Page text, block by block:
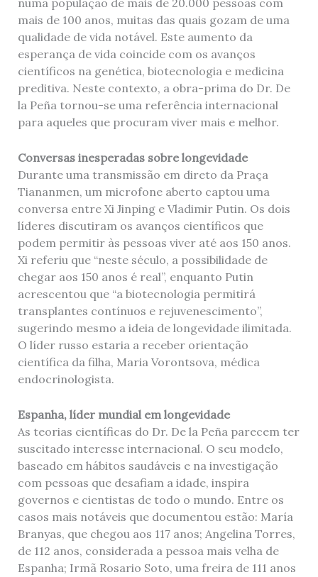
numa população de mais de 20.000 pessoas com
mais de 100 anos, muitas das quais gozam de uma
qualidade de vida notável. Este aumento da
esperança de vida coincide com os avanços
científicos na genética, biotecnologia e medicina
preditiva. Neste contexto, a obra-prima do Dr. De
la Peña tornou-se uma referência internacional
para aqueles que procuram viver mais e melhor.
Conversas inesperadas sobre longevidade
Durante uma transmissão em direto da Praça
Tiananmen, um microfone aberto captou uma
conversa entre Xi Jinping e Vladimir Putin. Os dois
líderes discutiram os avanços científicos que
podem permitir às pessoas viver até aos 150 anos.
Xi referiu que “neste século, a possibilidade de
chegar aos 150 anos é real”, enquanto Putin
acrescentou que “a biotecnologia permitirá
transplantes contínuos e rejuvenescimento”,
sugerindo mesmo a ideia de longevidade ilimitada.
O líder russo estaria a receber orientação
científica da filha, Maria Vorontsova, médica
endocrinologista.
Espanha, líder mundial em longevidade
As teorias científicas do Dr. De la Peña parecem ter
suscitado interesse internacional. O seu modelo,
baseado em hábitos saudáveis ​​e na investigação
com pessoas que desafiam a idade, inspira
governos e cientistas de todo o mundo. Entre os
casos mais notáveis ​​que documentou estão: María
Branyas, que chegou aos 117 anos; Angelina Torres,
de 112 anos, considerada a pessoa mais velha de
Espanha; Irmã Rosario Soto, uma freira de 111 anos